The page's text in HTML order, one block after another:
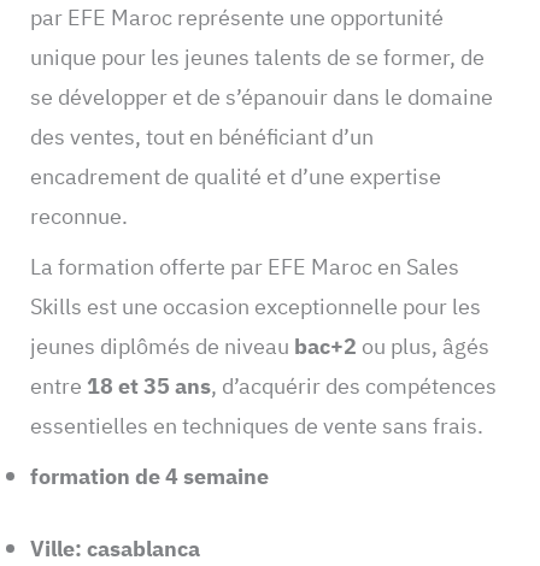
par EFE Maroc représente une opportunité
unique pour les jeunes talents de se former, de
se développer et de s’épanouir dans le domaine
des ventes, tout en bénéficiant d’un
encadrement de qualité et d’une expertise
reconnue.
La formation offerte par EFE Maroc en Sales
Skills est une occasion exceptionnelle pour les
jeunes diplômés de niveau bac+2 ou plus, âgés
entre 18 et 35 ans, d’acquérir des compétences
essentielles en techniques de vente sans frais.
formation de 4 semaine
Ville: casablanca